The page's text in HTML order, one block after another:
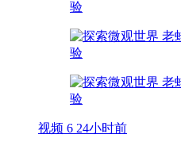
视频 6 24小时前